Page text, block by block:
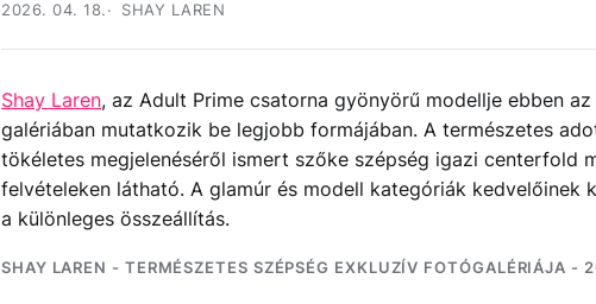
2026. 04. 18. SHAY LAREN
Shay Laren, az Adult Prime csatorna gyönyörű modellje ebben
galériában mutatkozik be legjobb formájában. A természetes
tökéletes megjelenéséről ismert szőke szépség igazi centerfold
felvételeken látható. A glamúr és modell kategóriák kedvelőinek
a különleges összeállítás.
SHAY LAREN - TERMÉSZETES SZÉPSÉG EXKLUZÍV FOTÓGALÉRIÁJA -